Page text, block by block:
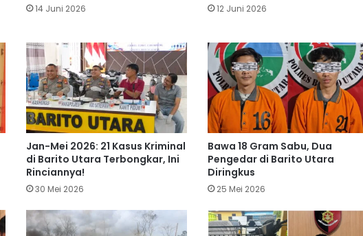
Mendominasi
Dua Pria di Barito Utara Dibekuk Polisi
Gegara Edarkan Sabu
Terekam CCTV , Komplotan Pencuri
Kabel TVRI di Barito Utara Diringkus
Dugaan Korupsi Pilkada, Kejati
Kalteng Tahan Lima Komisioner KPU
Simpan Sabu 10,11 Gram, Pengedar
14 Juni 2026 12 Juni 2026
Jan-Mei 2026: 21 Kasus Kriminal
di Barito Utara Terbongkar, Ini
Rinciannya!
30 Mei 2026
Bawa 18 Gram Sabu, Dua
Pengedar di Barito Utara
Diringkus
25 Mei 2026